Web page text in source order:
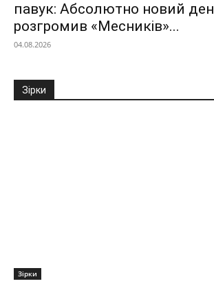
павук: Абсолютно новий
розгромив «Месників»...
04.08.2026
Зірки
Зірки